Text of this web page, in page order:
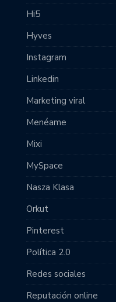
Hi5
Hyves
Instagram
Linkedin
Marketing viral
Menéame
Mixi
MySpace
Nasza Klasa
Orkut
Pinterest
Política 2.0
Redes sociales
Reputación online